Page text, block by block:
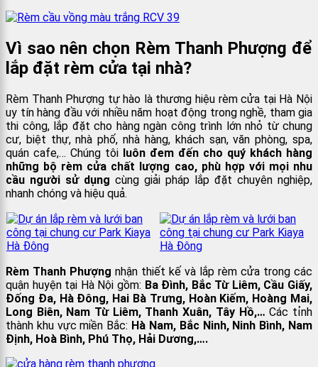
Vì sao nên chọn Rèm Thanh Phượng để
lắp đặt rèm cửa tại nhà?
Rèm Thanh Phượng tự hào là thương hiệu rèm cửa tại Hà Nội
uy tín hàng đầu với nhiều năm hoạt động trong nghề, tham gia
thi công, lắp đặt cho hàng ngàn công trình lớn nhỏ từ chung
cư, biệt thự, nhà phố, nhà hàng, khách sạn, văn phòng, spa,
quán cafe,… Chúng tôi luôn đem đến cho quý khách hàng
những bộ rèm cửa chất lượng cao, phù hợp với mọi nhu
cầu người sử dụng cùng giải pháp lắp đặt chuyên nghiệp,
nhanh chóng và hiệu quả.
Rèm Thanh Phượng nhận thiết kế và lắp rèm cửa trong các
quận huyện tại Hà Nội gồm: Ba Đình, Bắc Từ Liêm, Cầu Giấy,
Đống Đa, Hà Đông, Hai Bà Trưng, Hoàn Kiếm, Hoàng Mai,
Long Biên, Nam Từ Liêm, Thanh Xuân, Tây Hồ,… Các tỉnh
thành khu vực miền Bắc: Hà Nam, Bắc Ninh, Ninh Bình, Nam
Định, Hoà Bình, Phú Thọ, Hải Dương,….